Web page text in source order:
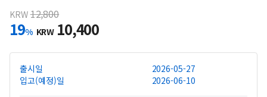
KRW 12,800
19% KRW 10,400
출시일
2026-05-27
입고(예정)일
2026-06-10